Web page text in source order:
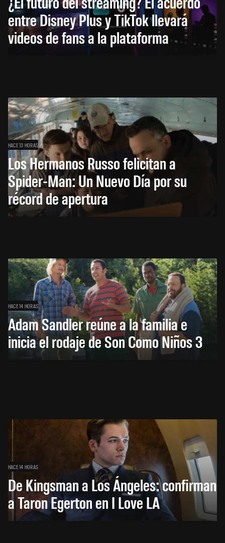
entre Disney Plus y TikTok llevará
videos de fans a la plataforma
HACE 13 HORAS
Los Hermanos Russo felicitan a
Spider-Man: Un Nuevo Día por su
récord de apertura
HACE 14 HORAS
Adam Sandler reúne a la familia e
inicia el rodaje de Son Como Niños 3
HACE 14 HORAS
De Kingsman a Los Ángeles: confirman
a Taron Egerton en I Love LA